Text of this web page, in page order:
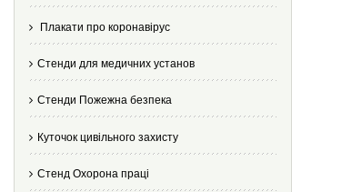
Плакати про коронавірус
Стенди для медичних установ
Стенди Пожежна безпека
Куточок цивільного захисту
Стенд Охорона праці